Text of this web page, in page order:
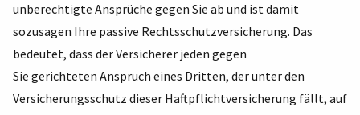
unberechtigte Ansprüche gegen Sie ab und ist damit
sozusagen Ihre passive Rechtsschutzversicherung. Das
bedeutet, dass der Versicherer jeden gegen
Sie gerichteten Anspruch eines Dritten, der unter den
Versicherungsschutz dieser Haftpflichtversicherung fällt, auf